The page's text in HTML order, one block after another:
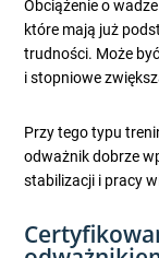
Obciążenie o wadze
które mają już
trudności. Może
i stopniowe
Przy tego typu
odważnik dobrze
stabilizacji i pracy